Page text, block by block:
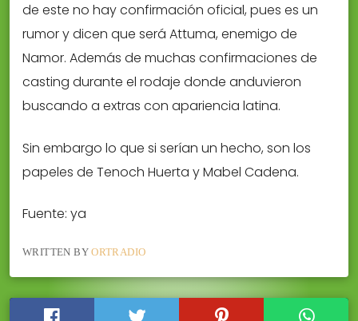
de este no hay confirmación oficial, pues es un
rumor y dicen que será Attuma, enemigo de
Namor. Además de muchas confirmaciones de
casting durante el rodaje donde anduvieron
buscando a extras con apariencia latina.
Sin embargo lo que si serían un hecho, son los
papeles de Tenoch Huerta y Mabel Cadena.
Fuente: ya
WRITTEN BYORTRADIO